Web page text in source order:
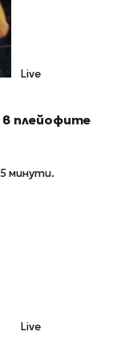
Live
в плейофите
минути.
Live